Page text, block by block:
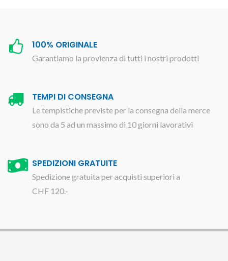
100% ORIGINALE
Garantiamo la provienza di tutti i nostri prodotti
TEMPI DI CONSEGNA
Le tempistiche previste per la consegna della merce
sono da 5 ad un massimo di 10 giorni lavorativi
SPEDIZIONI GRATUITE
Spedizione gratuita per acquisti superiori a
CHF 120.-